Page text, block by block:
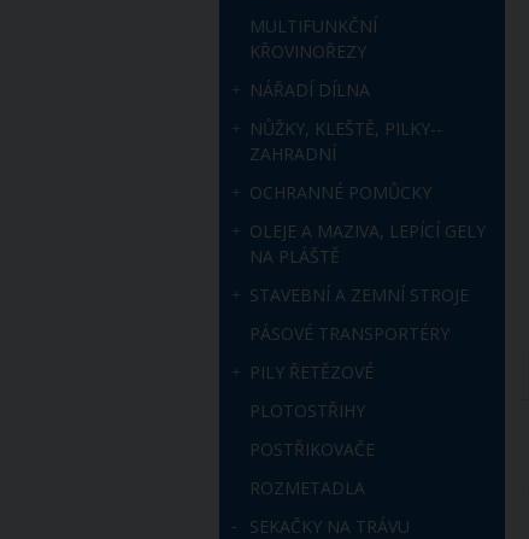
MULTIFUNKČNÍ
KŘOVINOŘEZY
NÁŘADÍ DÍLNA
NŮŽKY, KLEŠTĚ, PILKY--
ZAHRADNÍ
OCHRANNÉ POMŮCKY
OLEJE A MAZIVA, LEPÍCÍ GELY
NA PLÁŠTĚ
STAVEBNÍ A ZEMNÍ STROJE
PÁSOVÉ TRANSPORTÉRY
PILY ŘETĚZOVÉ
PLOTOSTŘIHY
POSTŘIKOVAČE
ROZMETADLA
SEKAČKY NA TRÁVU